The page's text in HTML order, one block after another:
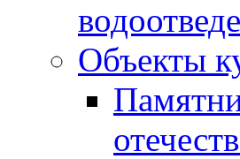
Объекты